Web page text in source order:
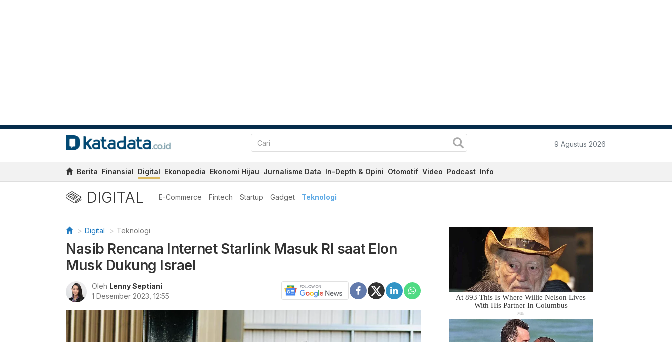
9 Agustus 2026
Berita Finansial Digital Ekonopedia Ekonomi Hijau Jurnalisme Data In-Depth & Opini Otomotif Video Podcast Info
DIGITAL E-Commerce Fintech Startup Gadget Teknologi
Digital Teknologi
Nasib Rencana Internet Starlink Masuk RI saat Elon
Musk Dukung Israel
Oleh Lenny Septiani
1 Desember 2023, 12:55